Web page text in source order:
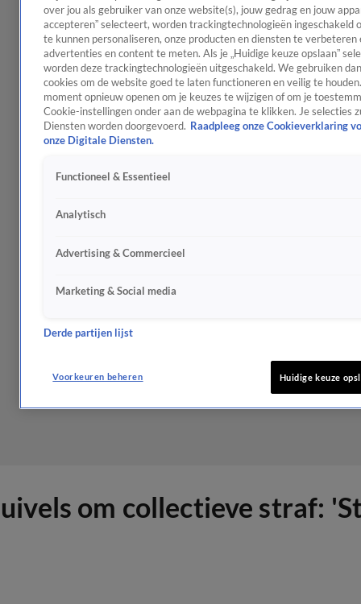
om collectieve straf:
over jou als gebruiker van onze website(s), jouw gedrag en jouw
accepteren” selecteert, worden trackingtechnologieën ingeschakeld
te kunnen personaliseren, onze producten en diensten te
advertenties en content te meten. Als je „Huidige keuze opslaan”
worden deze trackingtechnologieën uitgeschakeld. We gebruiken
cookies om de website goed te laten functioneren en veilig te
moment opnieuw openen om je keuzes te wijzigen of om je
Cookie-instellingen onder aan de webpagina te klikken. Je selecties
Diensten worden doorgevoerd. Raadpleeg onze Cookieverklaring
onze Digitale Diensten.
Functioneel & Essentieel
Analytisch
Advertising & Commercieel
Marketing & Social media
Derde partijen lijst
Voorkeuren beheren Huidige keuze